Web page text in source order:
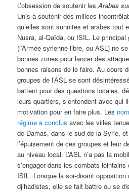
L’obsession de soutenir lesArabes
Unis à soutenir des milices
qu’elles sont sunnites et arabes tout
Nusra, al-Qaïda, ou ISIL. Le principal
(l’Armée syrienne libre, ou ASL) ne
bonnes zones pour lancer des
bonnes raisons de le faire. Au cours
groupes de l’ASL se sont
battent pour des questions locales,
leurs quartiers, s’entendent avec qui
motivation pour en faire plus. Les
régime a conclus avec les villes
de Damas, dans le sud de la Syrie,
l’épuisement de ces groupes et leur
au niveau local. L’ASL n’a pas la
s’engager dans les combats lointains
ISIL. Lorsque la soi-disant opposition
djihadistes, elle se fait battre ou se